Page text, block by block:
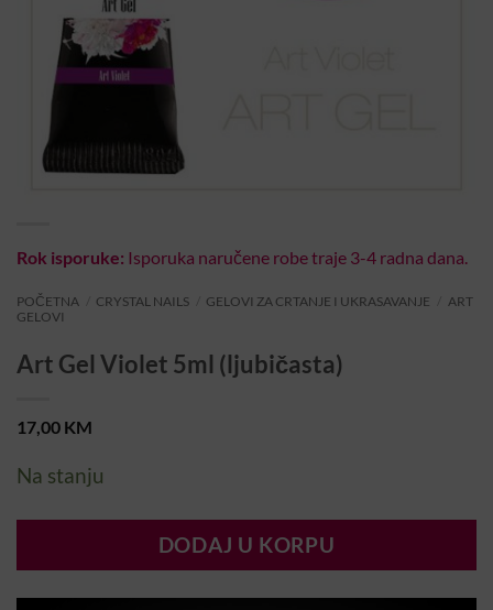
Rok isporuke: Isporuka naručene robe traje 3-4 radna dana.
POČETNA CRYSTAL NAILS GELOVI ZA CRTANJE I UKRASAVANJE
ART
GELOVI
Art Gel Violet 5ml (ljubičasta)
17,00 KM
Na stanju
DODAJ U KORPU